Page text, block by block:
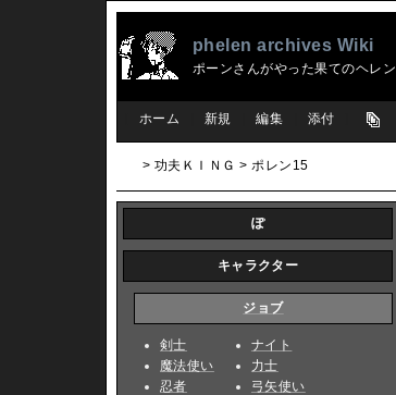
phelen archives Wiki
ポーンさんがやった果てのヘレン
ホーム 新規 編集 添付
> 功夫ＫＩＮＧ > ポレン15
ぽ
キャラクター
ジョブ
剣士
魔法使い
忍者
ナイト
力士
弓矢使い